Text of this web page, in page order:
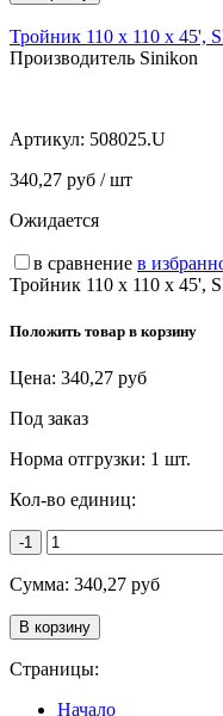
Тройник 110 х 110 х
Производитель Sinikon
Артикул: 508025.U
340,27 руб / шт
Ожидается
в сравнение в
Тройник 110 х 110 х
Положить товар в корзину
Цена: 340,27 руб
Под заказ
Норма отгрузки: 1 шт.
Кол-во единиц:
-1
Сумма: 340,27 руб
Страницы:
Начало